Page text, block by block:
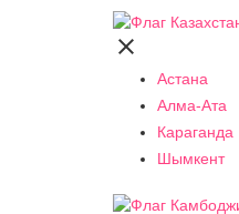

Астана
Алма-Ата
Караганда
Шымкент